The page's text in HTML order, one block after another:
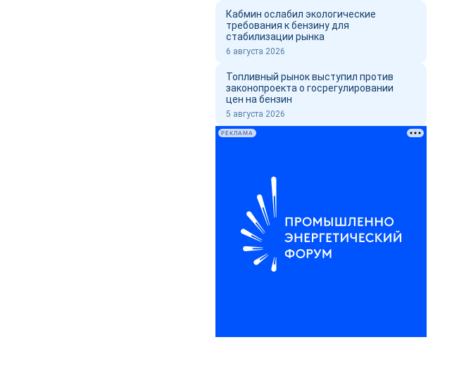
Кабмин ослабил экологические
требования к бензину для
стабилизации рынка
6 августа 2026
Топливный рынок выступил против
законопроекта о госрегулировании
цен на бензин
5 августа 2026
РЕКЛАМА